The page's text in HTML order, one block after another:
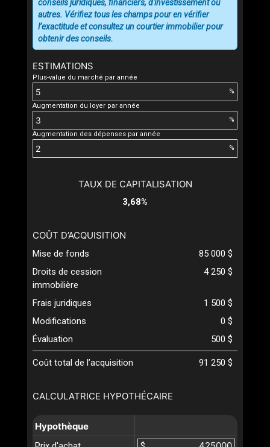
vous nous fournissez
l'autorisation écrite de
communiquer avec vous.
ESTIMATIONS
Plus-value du marché par année
%
Augmentation du loyer par année
%
Augmentation des dépenses par année
%
conseils juridiques, financiers, d'investissement ou
autres. Vérifiez tous les champs pour en vérifier
l’exactitude et consultez un courtier immobilier pour
obtenir des conseils.
CALCULATRICE HYPOTHÉCAIRE
Hypothèque
TAUX DE CAPITALISATION
3,68%
COÛT D’ACQUISITION
Mise de fonds
85 000 $
Droits de cession
immobilière
4 250 $
Frais juridiques
1 500 $
Modifications
0 $
Évaluation
500 $
Coût total de l’acquisition 91 250 $